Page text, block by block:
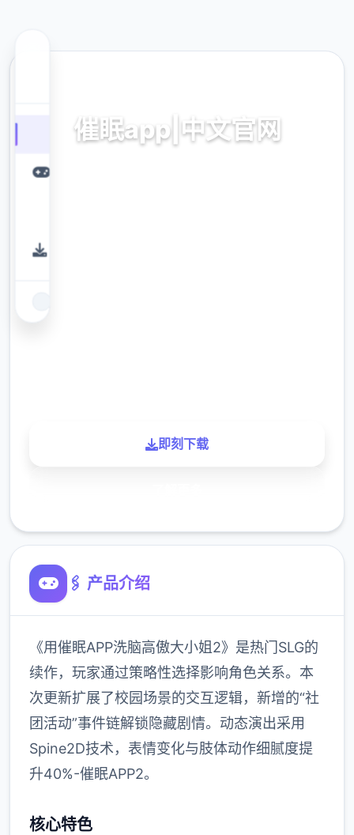
催眠app|中文官网
即刻下载
🖇️ 产品介绍
《用催眠APP洗脑高傲大小姐2》是热门SLG的
续作，玩家通过策略性选择影响角色关系。本
次更新扩展了校园场景的交互逻辑，新增的“社
团活动”事件链解锁隐藏剧情。动态演出采用
Spine2D技术，表情变化与肢体动作细腻度提
升40%-催眠APP2。
核心特色